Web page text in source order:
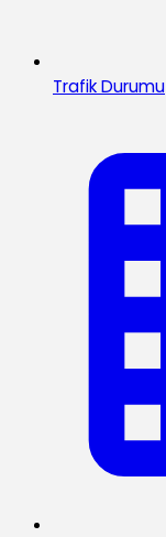
Trafik Durumu